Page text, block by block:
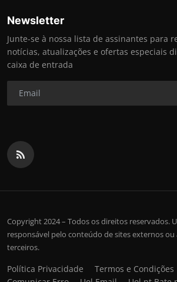
Newsletter
Junte-se à nossa lista de assinantes para
notícias, atualizações e ofertas especiais
caixa de entrada
Copyright 2024 – Todos os direitos reservados.
responsável pelo conteúdo de sites externos
terceiros.
Política Privacidade Termos e Condições